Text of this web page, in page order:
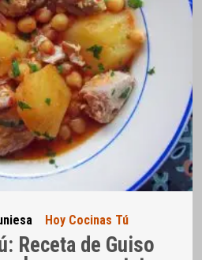
Hoy Cocinas Tú
Receta de Guiso